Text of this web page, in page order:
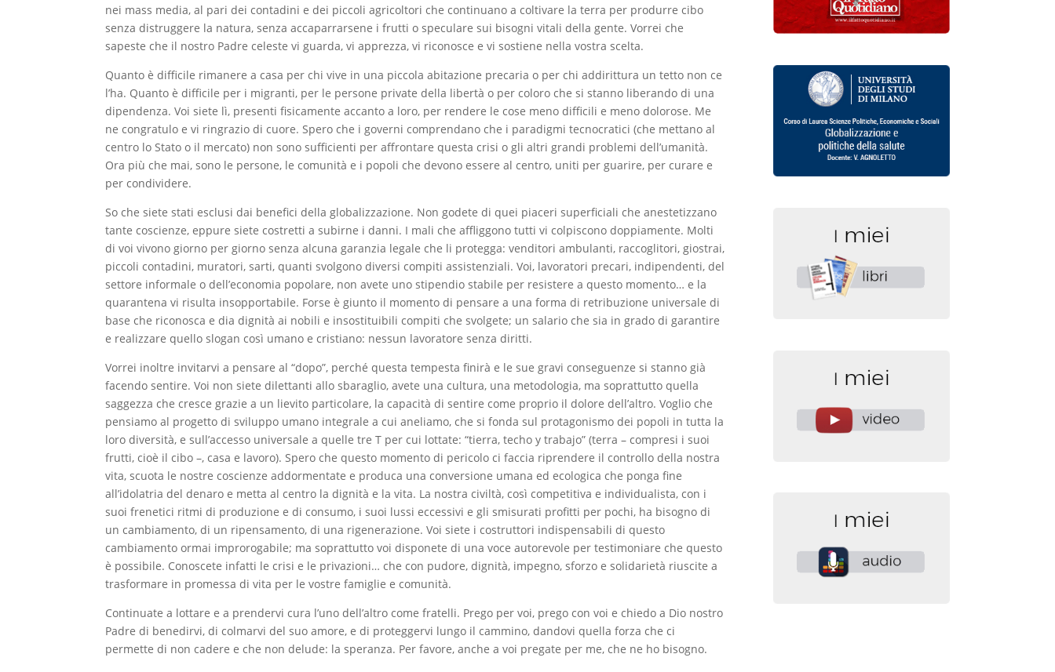
nei mass media, al pari dei contadini e dei piccoli agricoltori che continuano a coltivare la terra per produrre cibo
senza distruggere la natura, senza accaparrarsene i frutti o speculare sui bisogni vitali della gente. Vorrei che
sapeste che il nostro Padre celeste vi guarda, vi apprezza, vi riconosce e vi sostiene nella vostra scelta.
Quanto è difficile rimanere a casa per chi vive in una piccola abitazione precaria o per chi addirittura un tetto non ce
l’ha. Quanto è difficile per i migranti, per le persone private della libertà o per coloro che si stanno liberando di una
dipendenza. Voi siete lì, presenti fisicamente accanto a loro, per rendere le cose meno difficili e meno dolorose. Me
ne congratulo e vi ringrazio di cuore. Spero che i governi comprendano che i paradigmi tecnocratici (che mettano al
centro lo Stato o il mercato) non sono sufficienti per affrontare questa crisi o gli altri grandi problemi dell’umanità.
Ora più che mai, sono le persone, le comunità e i popoli che devono essere al centro, uniti per guarire, per curare e
per condividere.
So che siete stati esclusi dai benefici della globalizzazione. Non godete di quei piaceri superficiali che anestetizzano
tante coscienze, eppure siete costretti a subirne i danni. I mali che affliggono tutti vi colpiscono doppiamente. Molti
di voi vivono giorno per giorno senza alcuna garanzia legale che li protegga: venditori ambulanti, raccoglitori, giostrai,
piccoli contadini, muratori, sarti, quanti svolgono diversi compiti assistenziali. Voi, lavoratori precari, indipendenti, del
settore informale o dell’economia popolare, non avete uno stipendio stabile per resistere a questo momento… e la
quarantena vi risulta insopportabile. Forse è giunto il momento di pensare a una forma di retribuzione universale di
base che riconosca e dia dignità ai nobili e insostituibili compiti che svolgete; un salario che sia in grado di garantire
e realizzare quello slogan così umano e cristiano: nessun lavoratore senza diritti.
Vorrei inoltre invitarvi a pensare al “dopo”, perché questa tempesta finirà e le sue gravi conseguenze si stanno già
facendo sentire. Voi non siete dilettanti allo sbaraglio, avete una cultura, una metodologia, ma soprattutto quella
saggezza che cresce grazie a un lievito particolare, la capacità di sentire come proprio il dolore dell’altro. Voglio che
pensiamo al progetto di sviluppo umano integrale a cui aneliamo, che si fonda sul protagonismo dei popoli in tutta la
loro diversità, e sull’accesso universale a quelle tre T per cui lottate: “tierra, techo y trabajo” (terra – compresi i suoi
frutti, cioè il cibo –, casa e lavoro). Spero che questo momento di pericolo ci faccia riprendere il controllo della nostra
vita, scuota le nostre coscienze addormentate e produca una conversione umana ed ecologica che ponga fine
all’idolatria del denaro e metta al centro la dignità e la vita. La nostra civiltà, così competitiva e individualista, con i
suoi frenetici ritmi di produzione e di consumo, i suoi lussi eccessivi e gli smisurati profitti per pochi, ha bisogno di
un cambiamento, di un ripensamento, di una rigenerazione. Voi siete i costruttori indispensabili di questo
cambiamento ormai improrogabile; ma soprattutto voi disponete di una voce autorevole per testimoniare che questo
è possibile. Conoscete infatti le crisi e le privazioni… che con pudore, dignità, impegno, sforzo e solidarietà riuscite a
trasformare in promessa di vita per le vostre famiglie e comunità.
Continuate a lottare e a prendervi cura l’uno dell’altro come fratelli. Prego per voi, prego con voi e chiedo a Dio nostro
Padre di benedirvi, di colmarvi del suo amore, e di proteggervi lungo il cammino, dandovi quella forza che ci
permette di non cadere e che non delude: la speranza. Per favore, anche a voi pregate per me, che ne ho bisogno.